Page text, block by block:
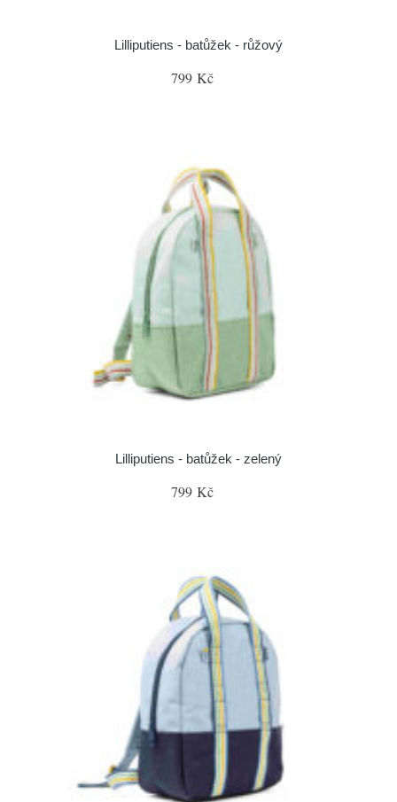
Lilliputiens - batůžek - růžový
799 Kč
Lilliputiens - batůžek - zelený
799 Kč